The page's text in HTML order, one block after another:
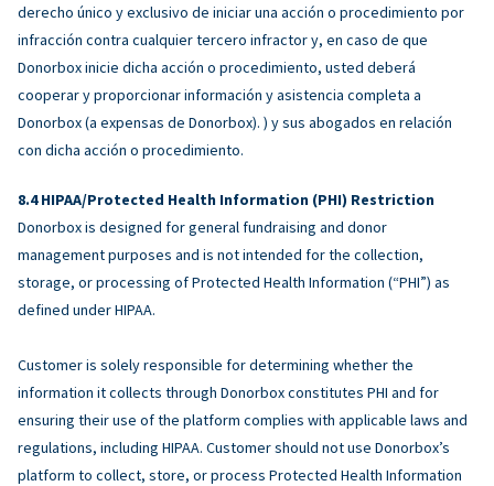
derecho único y exclusivo de iniciar una acción o procedimiento por
infracción contra cualquier tercero infractor y, en caso de que
Donorbox inicie dicha acción o procedimiento, usted deberá
cooperar y proporcionar información y asistencia completa a
Donorbox (a expensas de Donorbox). ) y sus abogados en relación
con dicha acción o procedimiento.
HIPAA/Protected Health Information (PHI) Restriction
Donorbox is designed for general fundraising and donor
management purposes and is not intended for the collection,
storage, or processing of Protected Health Information (“PHI”) as
defined under HIPAA.
Customer is solely responsible for determining whether the
information it collects through Donorbox constitutes PHI and for
ensuring their use of the platform complies with applicable laws and
regulations, including HIPAA. Customer should not use Donorbox’s
platform to collect, store, or process Protected Health Information